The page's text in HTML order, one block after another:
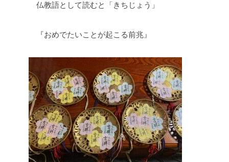
仏教語として読むと「きちじょう」
『おめでたいことが起こる前兆』